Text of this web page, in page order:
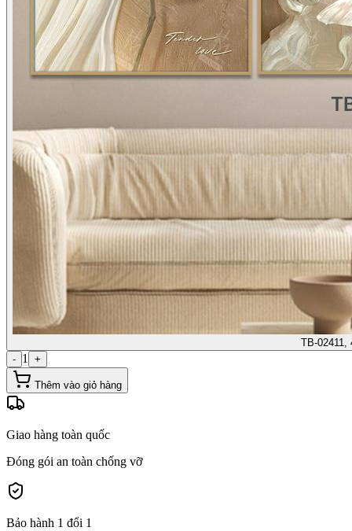
TB-02411,
- 1 +
Thêm vào giỏ hàng
Giao hàng toàn quốc
Đóng gói an toàn chống vỡ
Bảo hành 1 đổi 1